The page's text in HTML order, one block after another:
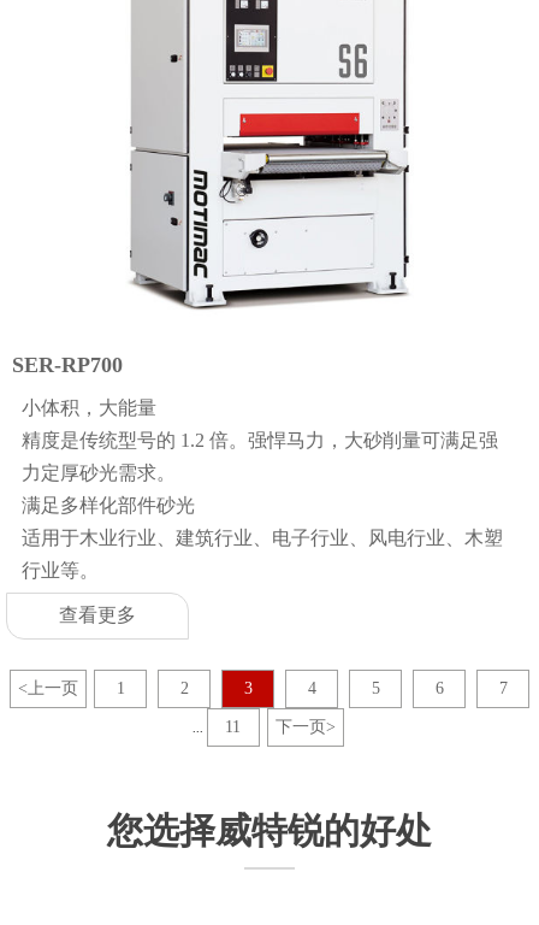
SER-RP700
小体积，大能量
精度是传统型号的 1.2 倍。强悍马力，大砂削量可满足强
力定厚砂光需求。
满足多样化部件砂光
适用于木业行业、建筑行业、电子行业、风电行业、木塑
行业等。
查看更多
<上一页 1 2 3 4 5 6 7
11 下一页 >
您选择威特锐的好处